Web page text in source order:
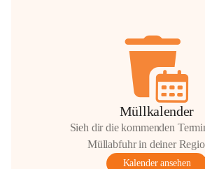
Müllkalender
Sieh dir die kommenden
Müllabfuhr in deiner
Kalender ansehen